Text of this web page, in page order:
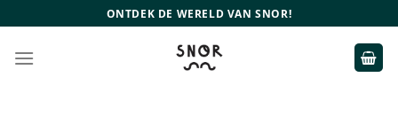
naar
inhoud
ONTDEK DE WERELD VAN SNOR!